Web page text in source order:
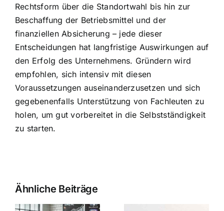
Rechtsform über die Standortwahl bis hin zur
Beschaffung der Betriebsmittel und der
finanziellen Absicherung – jede dieser
Entscheidungen hat langfristige Auswirkungen auf
den Erfolg des Unternehmens. Gründern wird
empfohlen, sich intensiv mit diesen
Voraussetzungen auseinanderzusetzen und sich
gegebenenfalls Unterstützung von Fachleuten zu
holen, um gut vorbereitet in die Selbstständigkeit
zu starten.
Ähnliche Beiträge